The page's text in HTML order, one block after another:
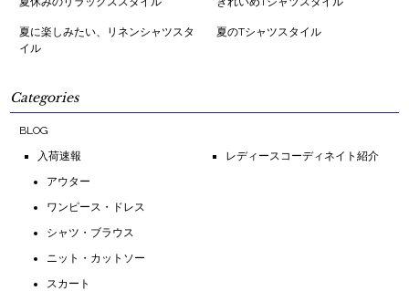
夏に楽しみたい、リネンシャツスタ
イル
夏のTシャツスタイル
Categories
BLOG
入荷速報
アウター
ワンピース・ドレス
シャツ・ブラウス
ニット・カットソー
スカート
レディースコーディネイト紹介